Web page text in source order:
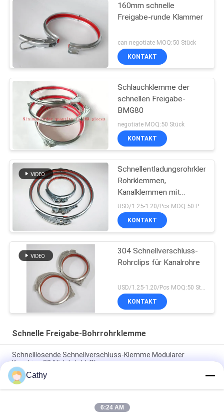
160mm schnelle
Freigabe-runde Klammer
can negotiate MOQ:50 Stück
KONTAKT
Schlauchklemme der
schnellen Freigabe-
BMG80
negotiate MOQ:50 Stück
KONTAKT
Rohrklemmen,
Kanalklemmen mit
Schloss und rotem
Gummi
KONTAKT
304 Schnellverschluss-
Rohrclips für Kanalrohre
USD/1.25-1.20/Pcs MOQ:50 Stück
KONTAKT
Schnelle Freigabe-Bohrrohrklemme
Schnelllösende Schnellverschluss-Klemme Modularer
Kanalring 304 Edelstahl-Clips
SUS304 Schnellentladungsrohrklemmen Schnellverschluss-
Ring-Ring-Ring-Klemmen
Schnellverschluss-Rohrschelle Schnellverschluss-Kanal
Cathy
6:24 AM